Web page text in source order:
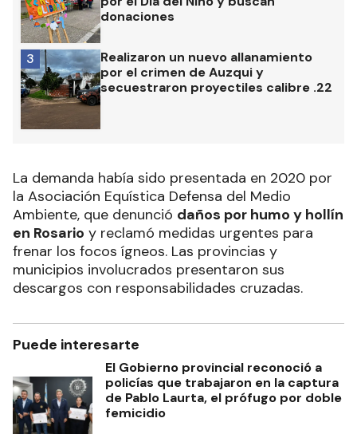
donaciones
Realizaron un nuevo allanamiento
por el crimen de Auzqui y
secuestraron proyectiles calibre .22
3
La demanda había sido presentada en 2020 por
la Asociación Equística Defensa del Medio
Ambiente, que denunció daños por humo y hollín
en Rosario y reclamó medidas urgentes para
frenar los focos ígneos. Las provincias y
municipios involucrados presentaron sus
descargos con responsabilidades cruzadas.
Puede interesarte
El Gobierno provincial reconoció a
policías que trabajaron en la captura
de Pablo Laurta, el prófugo por doble
femicidio